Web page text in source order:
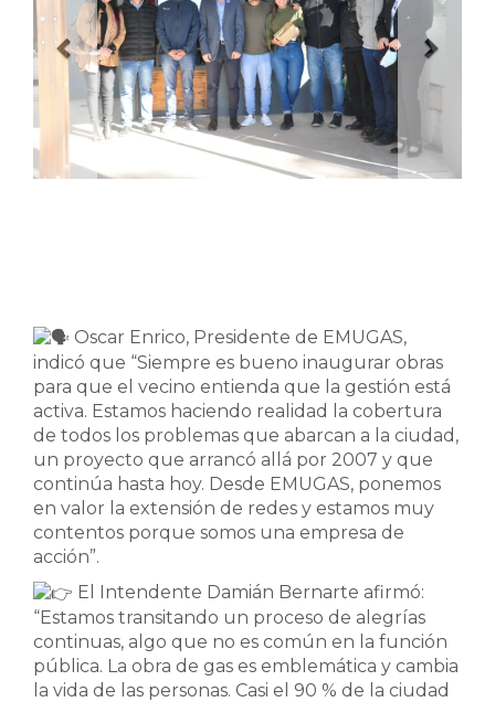
Oscar Enrico, Presidente de EMUGAS,
indicó que “Siempre es bueno inaugurar obras
para que el vecino entienda que la gestión está
activa. Estamos haciendo realidad la cobertura
de todos los problemas que abarcan a la ciudad,
un proyecto que arrancó allá por 2007 y que
continúa hasta hoy. Desde EMUGAS, ponemos
en valor la extensión de redes y estamos muy
contentos porque somos una empresa de
acción”.
El Intendente Damián Bernarte afirmó:
“Estamos transitando un proceso de alegrías
continuas, algo que no es común en la función
pública. La obra de gas es emblemática y cambia
la vida de las personas. Casi el 90 % de la ciudad